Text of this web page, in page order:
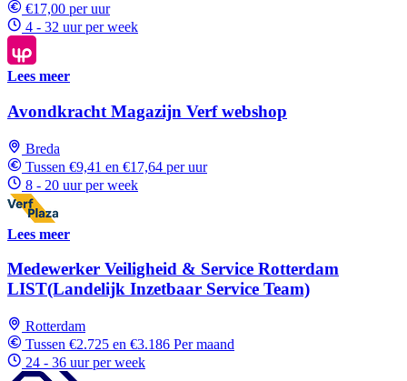
€17,00 per uur
4 - 32 uur per week
Lees meer
Avondkracht Magazijn Verf webshop
Breda
Tussen €9,41 en €17,64 per uur
8 - 20 uur per week
Lees meer
Medewerker Veiligheid & Service Rotterdam
LIST(Landelijk Inzetbaar Service Team)
Rotterdam
Tussen €2.725 en €3.186 Per maand
24 - 36 uur per week